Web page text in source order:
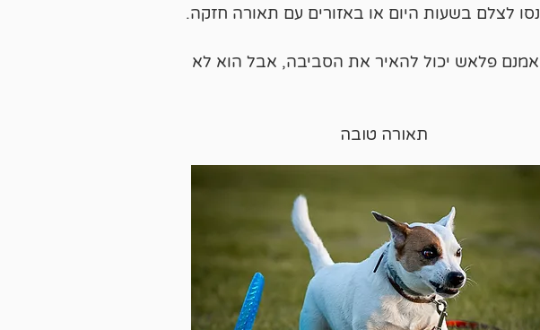
לצלם בשעות היום או באזורים עם תאורה חזקה.
פלאש יכול להאיר את הסביבה, אבל הוא לא
תאורה טובה